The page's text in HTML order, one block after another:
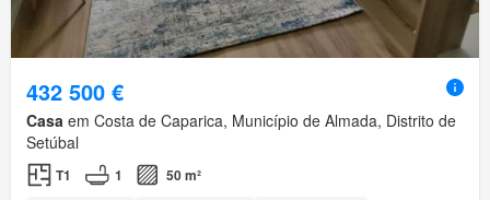
432 500 €
Casa em Costa de Caparica, Município de Almada, Distrito de
Setúbal
T1 1 50 m²